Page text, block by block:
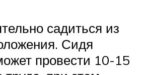
садиться из
Сидя
провести 10-15